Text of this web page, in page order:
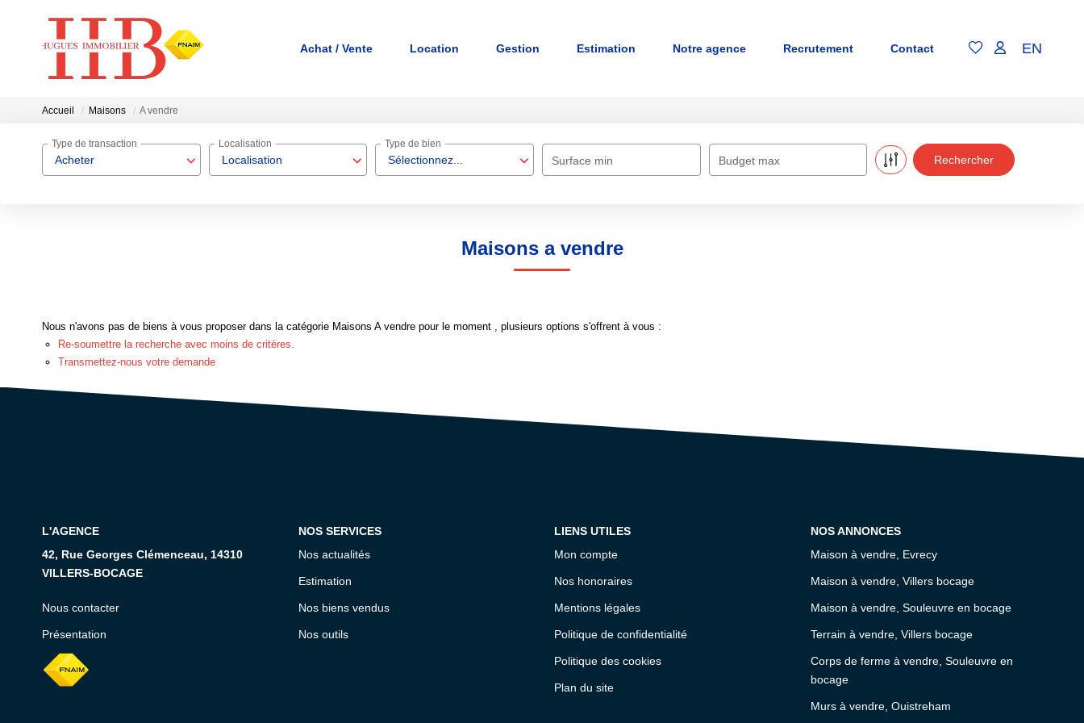
Achat / Vente Location Gestion Estimation Notre agence Recrutement Contact EN
Accueil Maisons A vendre
Acheter
Type de transaction
Localisation
Localisation
Sélectionnez...
Type de bien
Surface min Budget max
Maisons a vendre
Nous n'avons pas de biens à vous proposer dans la catégorie Maisons A vendre pour le moment , plusieurs options s'offrent à vous :
Re-soumettre la recherche avec moins de critères.
Transmettez-nous votre demande
L'AGENCE
42, Rue Georges Clémenceau, 14310
VILLERS-BOCAGE
Nous contacter
Présentation
NOS SERVICES
Nos actualités
Estimation
Nos biens vendus
Nos outils
LIENS UTILES
Mon compte
Nos honoraires
Mentions légales
Politique de confidentialité
Politique des cookies
Plan du site
NOS ANNONCES
Maison à vendre, Evrecy
Maison à vendre, Villers bocage
Maison à vendre, Souleuvre en bocage
Terrain à vendre, Villers bocage
Corps de ferme à vendre, Souleuvre en
bocage
Murs à vendre, Ouistreham